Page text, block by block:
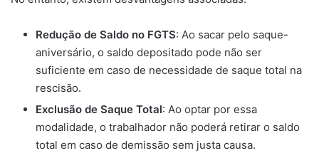
Redução de Saldo no FGTS: Ao sacar pelo saque-
aniversário, o saldo depositado pode não ser
suficiente em caso de necessidade de saque total na
rescisão.
Exclusão de Saque Total: Ao optar por essa
modalidade, o trabalhador não poderá retirar o saldo
total em caso de demissão sem justa causa.